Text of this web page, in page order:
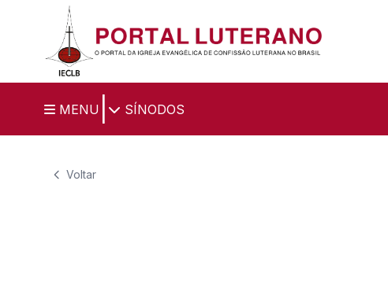
Ir para o conteúdo principal
MENU SÍNODOS
Voltar